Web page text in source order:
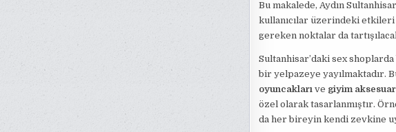
Bu makalede, Aydın
kullanıcılar üzerindeki etkileri
gereken noktalar da
Sultanhisar’daki sex
bir yelpazeye yayılmaktadır.
oyuncaklarıve giyim
özel olarak tasarlanmıştır.
da her bireyin kendi zevkine